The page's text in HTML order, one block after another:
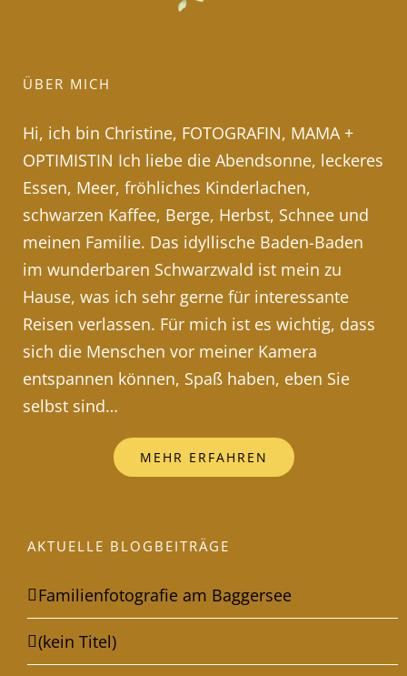
ÜBER MICH
Hi, ich bin Christine, FOTOGRAFIN, MAMA +
OPTIMISTIN Ich liebe die Abendsonne, leckeres
Essen, Meer, fröhliches Kinderlachen,
schwarzen Kaffee, Berge, Herbst, Schnee und
meinen Familie. Das idyllische Baden-Baden
im wunderbaren Schwarzwald ist mein zu
Hause, was ich sehr gerne für interessante
Reisen verlassen. Für mich ist es wichtig, dass
sich die Menschen vor meiner Kamera
entspannen können, Spaß haben, eben Sie
selbst sind…
MEHR ERFAHREN
AKTUELLE BLOGBEITRÄGE
Familienfotografie am Baggersee
(kein Titel)